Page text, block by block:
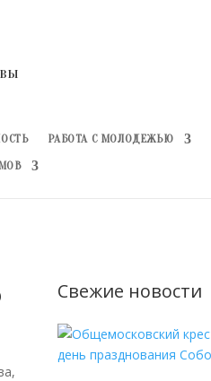
РАБОТА С МОЛОДЕЖЬЮ
,
Свежие новости